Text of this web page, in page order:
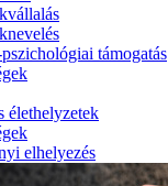
támogatás
élethelyzetek
elhelyezés